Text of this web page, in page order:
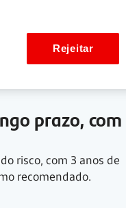
prazo, com
risco, com 3 anos de
recomendado.
Rejeitar